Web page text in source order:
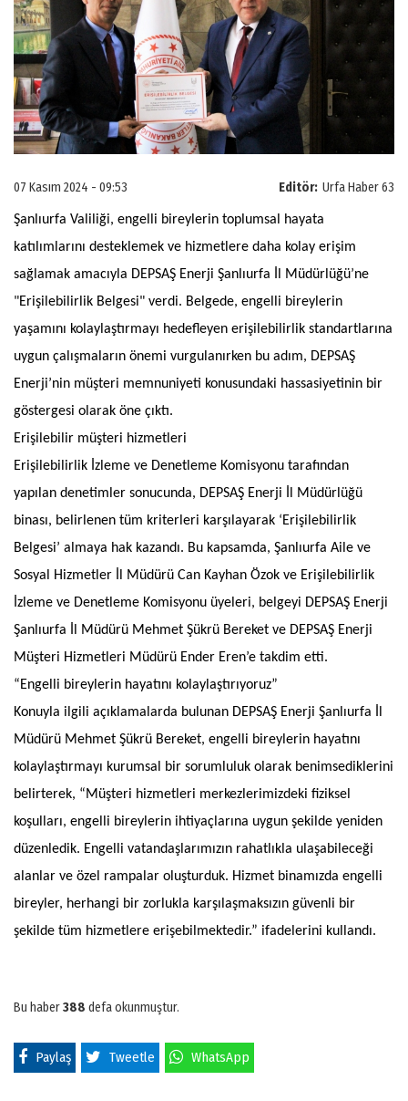
Editör: Urfa Haber 63
07 Kasım 2024 - 09:53
Şanlıurfa Valiliği, engelli bireylerin toplumsal hayata
katılımlarını desteklemek ve hizmetlere daha kolay erişim
sağlamak amacıyla DEPSAŞ Enerji Şanlıurfa İl Müdürlüğü’ne
"Erişilebilirlik Belgesi" verdi. Belgede, engelli bireylerin
yaşamını kolaylaştırmayı hedefleyen erişilebilirlik standartlarına
uygun çalışmaların önemi vurgulanırken bu adım, DEPSAŞ
Enerji’nin müşteri memnuniyeti konusundaki hassasiyetinin bir
göstergesi olarak öne çıktı.
Erişilebilir müşteri hizmetleri
Erişilebilirlik İzleme ve Denetleme Komisyonu tarafından
yapılan denetimler sonucunda, DEPSAŞ Enerji İl Müdürlüğü
binası, belirlenen tüm kriterleri karşılayarak ‘Erişilebilirlik
Belgesi’ almaya hak kazandı. Bu kapsamda, Şanlıurfa Aile ve
Sosyal Hizmetler İl Müdürü Can Kayhan Özok ve Erişilebilirlik
İzleme ve Denetleme Komisyonu üyeleri, belgeyi DEPSAŞ Enerji
Şanlıurfa İl Müdürü Mehmet Şükrü Bereket ve DEPSAŞ Enerji
Müşteri Hizmetleri Müdürü Ender Eren’e takdim etti.
“Engelli bireylerin hayatını kolaylaştırıyoruz”
Konuyla ilgili açıklamalarda bulunan DEPSAŞ Enerji Şanlıurfa İl
Müdürü Mehmet Şükrü Bereket, engelli bireylerin hayatını
kolaylaştırmayı kurumsal bir sorumluluk olarak benimsediklerini
belirterek, “Müşteri hizmetleri merkezlerimizdeki fiziksel
koşulları, engelli bireylerin ihtiyaçlarına uygun şekilde yeniden
düzenledik. Engelli vatandaşlarımızın rahatlıkla ulaşabileceği
alanlar ve özel rampalar oluşturduk. Hizmet binamızda engelli
bireyler, herhangi bir zorlukla karşılaşmaksızın güvenli bir
şekilde tüm hizmetlere erişebilmektedir.” ifadelerini kullandı.
Bu haber388 defa okunmuştur.
Paylaş Tweetle WhatsApp